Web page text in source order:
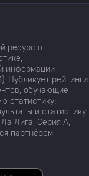
ресурс о
информации
рейтинги
обучающие
статистику:
и статистику
Лига, Серия А,
партнёром